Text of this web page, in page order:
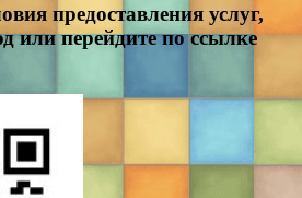
предоставления услуг,
или перейдите по ссылке